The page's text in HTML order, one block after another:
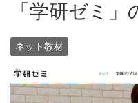
「学研ゼミ
ネット教材